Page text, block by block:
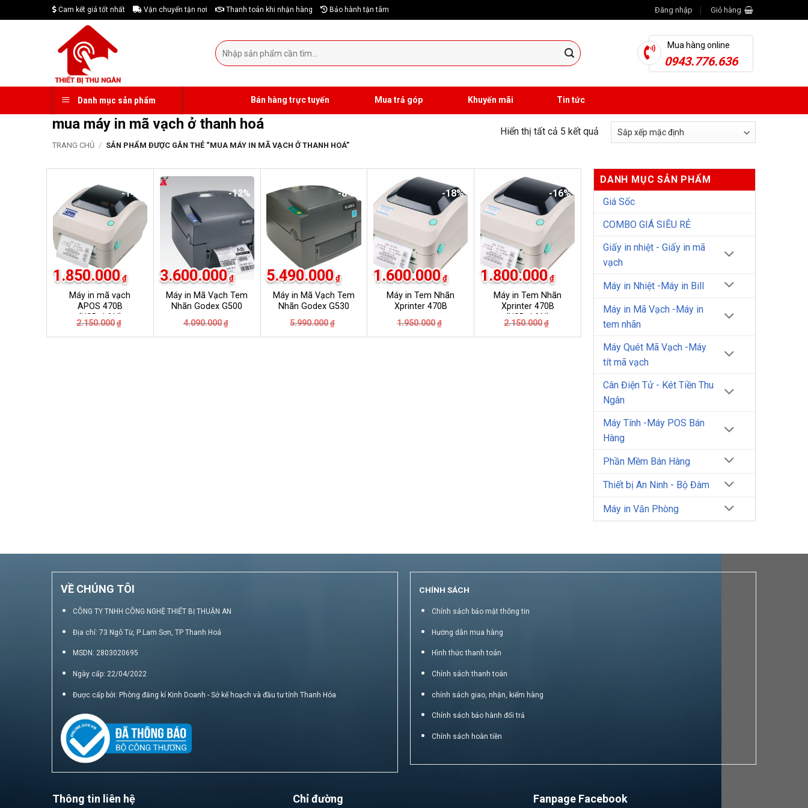
to
Cam kết giá tốt nhất Vận chuyển tận nơi Thanh toán khi nhận hàng Bảo hành tận tâm Đăng nhập Giỏ hàng
Tìm
kiếm:
Mua hàng online
0943.776.636
Danh mục sản phẩm Bán hàng trực tuyến Mua trả góp Khuyến mãi Tin tức
mua máy in mã vạch ở thanh hoá
TRANG CHỦ / SẢN PHẨM ĐƯỢC GẮN THẺ “MUA MÁY IN MÃ VẠCH Ở THANH HOÁ”
Hiển thị tất cả 5 kết quả
-14%
Máy in mã vạch
APOS 470B
(USB+LAN)
2.150.000 ₫
là:
1.850.000 ₫
tại
-12%
Máy in Mã Vạch Tem
Nhãn Godex G500
4.090.000 ₫
là:
3.600.000 ₫
tại
-8%
Máy in Mã Vạch Tem
Nhãn Godex G530
5.990.000 ₫
là:
5.490.000 ₫
tại
-18%
Máy in Tem Nhãn
Xprinter 470B
1.950.000 ₫
là:
1.600.000 ₫
tại
-16%
Máy in Tem Nhãn
Xprinter 470B
(USB+LAN)
2.150.000 ₫
là:
1.800.000 ₫
tại
DANH MỤC SẢN PHẨM
Giá Sốc
COMBO GIÁ SIÊU RẺ
Giấy in nhiệt - Giấy in mã
vạch
Máy in Nhiệt -Máy in Bill
Máy in Mã Vạch -Máy in
tem nhãn
Máy Quét Mã Vạch -Máy
tít mã vạch
Cân Điện Tử - Két Tiền Thu
Ngân
Máy Tính -Máy POS Bán
Hàng
Phần Mềm Bán Hàng
Thiết bị An Ninh - Bộ Đàm
Máy in Văn Phòng
VỀ CHÚNG TÔI
CÔNG TY TNHH CÔNG NGHỆ THIẾT BỊ THUẬN AN
Địa chỉ: 73 Ngô Từ, P Lam Sơn, TP Thanh Hoá
MSDN: 2803020695
Ngày cấp: 22/04/2022
Được cấp bởi: Phòng đăng kí Kinh Doanh - Sở kế hoạch và đầu tư tỉnh Thanh Hóa
CHÍNH SÁCH
Chính sách bảo mật thông tin
Hướng dẫn mua hàng
Hình thức thanh toán
Chính sách thanh toán
chính sách giao, nhận, kiểm hàng
Chính sách bảo hành đổi trả
Chính sách hoàn tiền
Thông tin liên hệ Chỉ đường Fanpage Facebook